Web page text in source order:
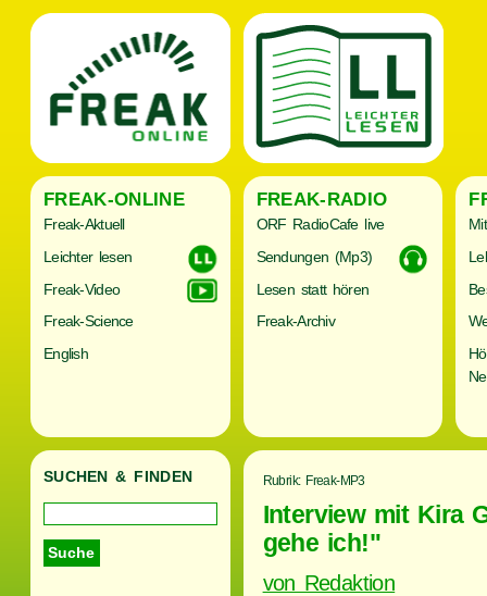
FREAK-ONLINE
Freak-Aktuell
Leichter lesen
Freak-Video
Freak-Science
English
FREAK-RADIO
ORF RadioCafe live
Sendungen (Mp3)
Lesen statt hören
Freak-Archiv
SUCHEN & FINDEN Rubrik: Freak-MP3
Interview mit Kira
gehe ich!"
von Redaktion